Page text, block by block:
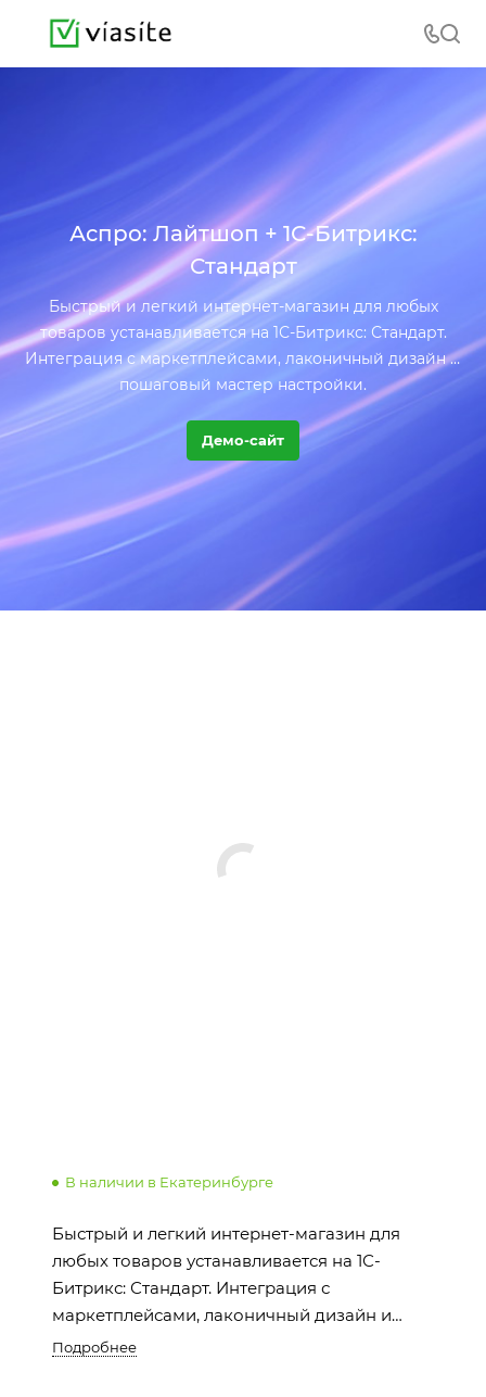
Аспро: Лайтшоп + 1С-Битрикс:
Стандарт
Быстрый и легкий интернет-магазин для любых
товаров устанавливается на 1С-Битрикс: Стандарт.
Интеграция с маркетплейсами, лаконичный дизайн и
пошаговый мастер настройки.
Демо-сайт
В наличии в Екатеринбурге
Быстрый и легкий интернет-магазин для
любых товаров устанавливается на 1С-
Битрикс: Стандарт. Интеграция с
маркетплейсами, лаконичный дизайн и
пошаговый мастер настройки.
Подробнее